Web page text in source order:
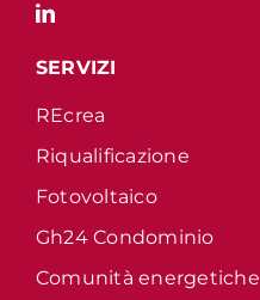
SERVIZI
REcrea
Riqualificazione
Fotovoltaico
Gh24 Condominio
Comunità energetiche